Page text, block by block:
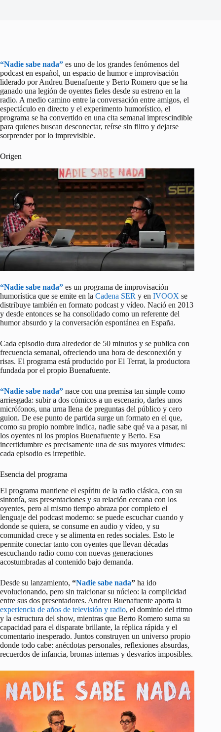
“Nadie sabe nada” es uno de los grandes fenómenos del
podcast en español, un espacio de humor e improvisación
liderado por Andreu Buenafuente y Berto Romero que se ha
ganado una legión de oyentes fieles desde su estreno en la
radio. A medio camino entre la conversación entre amigos, el
espectáculo en directo y el experimento humorístico, el
programa se ha convertido en una cita semanal imprescindible
para quienes buscan desconectar, reírse sin filtro y dejarse
sorprender por lo imprevisible.
Origen
“Nadie sabe nada” es un programa de improvisación
humorística que se emite en la Cadena SER y en IVOOX se
distribuye también en formato podcast y vídeo. Nació en 2013
y desde entonces se ha consolidado como un referente del
humor absurdo y la conversación espontánea en España.
Cada episodio dura alrededor de 50 minutos y se publica con
frecuencia semanal, ofreciendo una hora de desconexión y
risas. El programa está producido por El Terrat, la productora
fundada por el propio Buenafuente.
“Nadie sabe nada” nace con una premisa tan simple como
arriesgada: subir a dos cómicos a un escenario, darles unos
micrófonos, una urna llena de preguntas del público y cero
guion. De ese punto de partida surge un formato en el que,
como su propio nombre indica, nadie sabe qué va a pasar, ni
los oyentes ni los propios Buenafuente y Berto. Esa
incertidumbre es precisamente una de sus mayores virtudes:
cada episodio es irrepetible.
Esencia del programa
El programa mantiene el espíritu de la radio clásica, con su
sintonía, sus presentaciones y su relación cercana con los
oyentes, pero al mismo tiempo abraza por completo el
lenguaje del podcast moderno: se puede escuchar cuando y
donde se quiera, se consume en audio y vídeo, y su
comunidad crece y se alimenta en redes sociales. Esto le
permite conectar tanto con oyentes que llevan décadas
escuchando radio como con nuevas generaciones
acostumbradas al contenido bajo demanda.
Desde su lanzamiento, “Nadie sabe nada” ha ido
evolucionando, pero sin traicionar su núcleo: la complicidad
entre sus dos presentadores. Andreu Buenafuente aporta la
experiencia de años de televisión y radio, el dominio del ritmo
y la estructura del show, mientras que Berto Romero suma su
capacidad para el disparate brillante, la réplica rápida y el
comentario inesperado. Juntos construyen un universo propio
donde todo cabe: anécdotas personales, reflexiones absurdas,
recuerdos de infancia, bromas internas y desvaríos imposibles.